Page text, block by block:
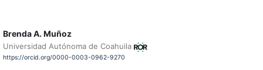
Brenda A. Muñoz
Universidad Autónoma de Coahuila
https://orcid.org/0000-0003-0962-9270